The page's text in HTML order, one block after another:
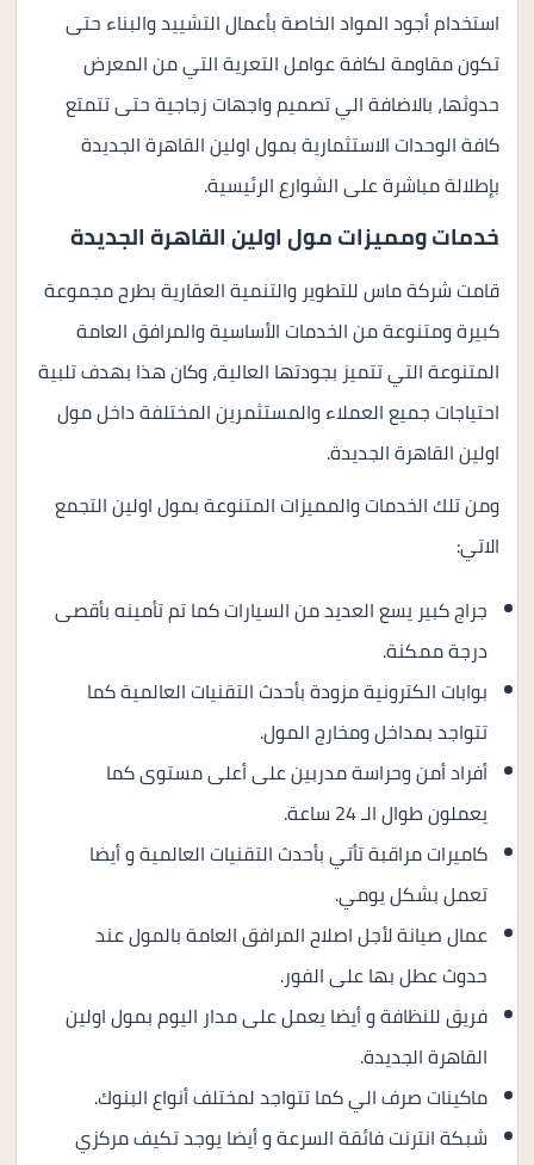
استخدام أجود المواد الخاصة بأعمال التشييد والبناء حتى
تكون مقاومة لكافة عوامل التعرية التي من المعرض
حدوثها، بالاضافة الي تصميم واجهات زجاجية حتى تتمتع
كافة الوحدات الاستثمارية بمول اولين القاهرة الجديدة
بإطلالة مباشرة على الشوارع الرئيسية.
خدمات ومميزات مول اولين القاهرة الجديدة
قامت شركة ماس للتطوير والتنمية العقارية بطرح مجموعة
كبيرة ومتنوعة من الخدمات الأساسية والمرافق العامة
المتنوعة التي تتميز بجودتها العالية، وكان هذا بهدف تلبية
احتياجات جميع العملاء والمستثمرين المختلفة داخل مول
اولين القاهرة الجديدة.
ومن تلك الخدمات والمميزات المتنوعة بمول اولين التجمع
الاتي:
جراج كبير يسع العديد من السيارات كما تم تأمينه بأقصى
درجة ممكنة.
بوابات الكترونية مزودة بأحدث التقنيات العالمية كما
تتواجد بمداخل ومخارج المول.
أفراد أمن وحراسة مدربين على أعلى مستوى كما
يعملون طوال الـ 24 ساعة.
كاميرات مراقبة تأتي بأحدث التقنيات العالمية و أيضا
تعمل بشكل يومي.
عمال صيانة لأجل اصلاح المرافق العامة بالمول عند
حدوث عطل بها على الفور.
فريق للنظافة و أيضا يعمل على مدار اليوم بمول اولين
القاهرة الجديدة.
ماكينات صرف الي كما تتواجد لمختلف أنواع البنوك.
شبكة انترنت فائقة السرعة و أيضا يوجد تكيف مركزي